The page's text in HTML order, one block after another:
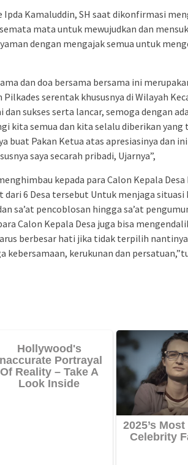
Kamaluddin, SH saat dikonfirmasi
mata untuk mewujudkan dan
dengan mengajak semua untuk
dan doa bersama bersama ini
serentak khususnya di Wilayah
sukses serta lancar, semoga dengan
kita semua dan kita selalu diberikan yang
buat Pakan Ketua atas apresiasinya dan
saya secarah pribadi, Ujarnya”,
kepada para Calon Kepala
dari 6 Desa tersebut Untuk menjaga
sa’at pencoblosan hingga sa’at
Calon Kepala Desa juga bisa
berbesar hati jika tidak terpilih
kebersamaan, kerukunan dan